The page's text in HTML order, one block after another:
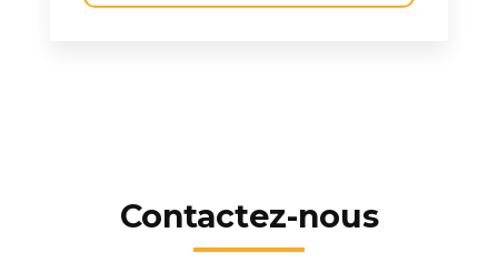
Contactez-nous